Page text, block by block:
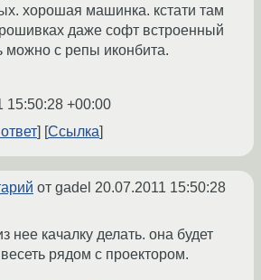
хорошая машинка. кстати там
даже софт встроенный
можно с репы иконбита.
15:50:28 +00:00
Ссылка
от gadel 20.07.2011 15:50:28
нее качалку делать. она будет
рядом с проектором.